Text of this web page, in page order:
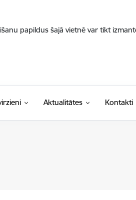
papildus šajā vietnē var tikt
Aktualitātes Kontakti